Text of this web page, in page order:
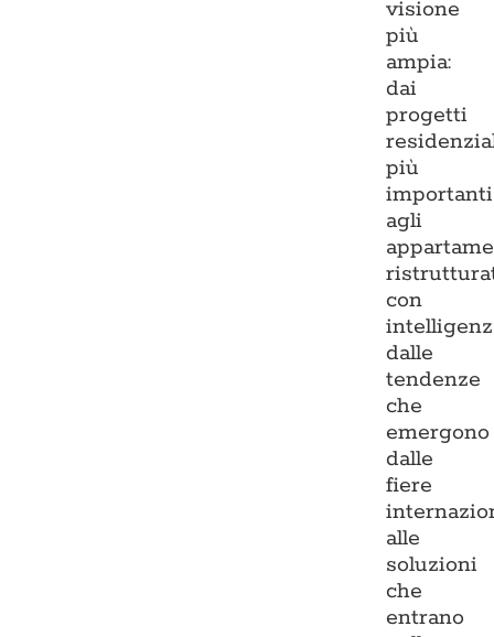
visione
più
ampia:
dai
progetti
più
importanti
agli
con
dalle
tendenze
che
emergono
dalle
fiere
alle
soluzioni
che
entrano